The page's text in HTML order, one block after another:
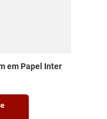
em Papel Inter